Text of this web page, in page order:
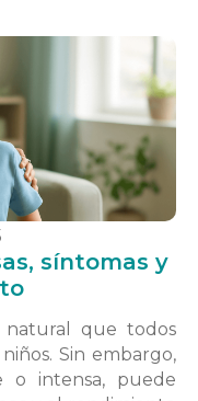
síntomas y
natural que todos
Sin embargo,
o intensa, puede